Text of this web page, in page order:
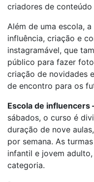
criadores de conteúdo
Além de uma escola,
influência, criação e
instagramável, que
público para fazer
criação de novidades
de encontro para os
Escola de influencers
sábados, o curso é
duração de nove
por semana. As
infantil e jovem
categoria.